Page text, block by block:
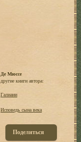
Де Мюссе
другие книги автора:
Галиани
Исповедь сына века
Поделиться